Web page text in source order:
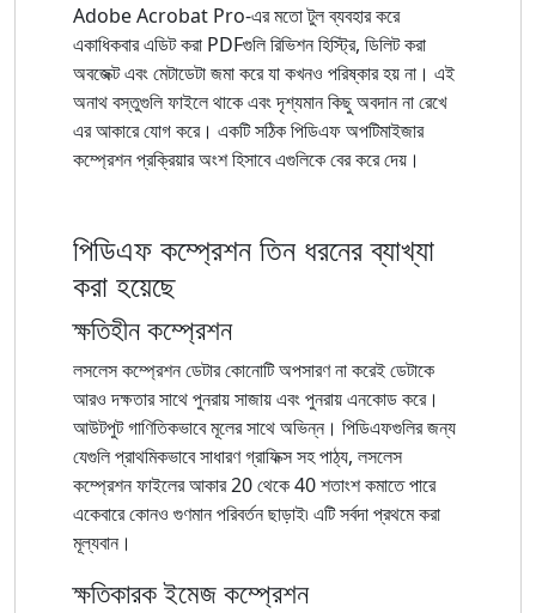
Adobe Acrobat Pro-এর মতো টুল ব্যবহার করে
একাধিকবার এডিট করা PDFগুলি রিভিশন হিস্ট্রি, ডিলিট করা
অবজেক্ট এবং মেটাডেটা জমা করে যা কখনও পরিষ্কার হয় না। এই
অনাথ বস্তুগুলি ফাইলে থাকে এবং দৃশ্যমান কিছু অবদান না রেখে
এর আকারে যোগ করে। একটি সঠিক পিডিএফ অপটিমাইজার
কম্প্রেশন প্রক্রিয়ার অংশ হিসাবে এগুলিকে বের করে দেয়।
পিডিএফ কম্প্রেশন তিন ধরনের ব্যাখ্যা
করা হয়েছে
ক্ষতিহীন কম্প্রেশন
লসলেস কম্প্রেশন ডেটার কোনোটি অপসারণ না করেই ডেটাকে
আরও দক্ষতার সাথে পুনরায় সাজায় এবং পুনরায় এনকোড করে।
আউটপুট গাণিতিকভাবে মূলের সাথে অভিন্ন। পিডিএফগুলির জন্য
যেগুলি প্রাথমিকভাবে সাধারণ গ্রাফিক্স সহ পাঠ্য, লসলেস
কম্প্রেশন ফাইলের আকার 20 থেকে 40 শতাংশ কমাতে পারে
একেবারে কোনও গুণমান পরিবর্তন ছাড়াই৷ এটি সর্বদা প্রথমে করা
মূল্যবান।
ক্ষতিকারক ইমেজ কম্প্রেশন